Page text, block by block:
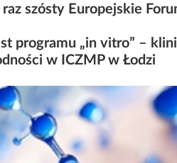
raz szósty Europejskie
programu „in vitro” –
w ICZMP w Łodzi